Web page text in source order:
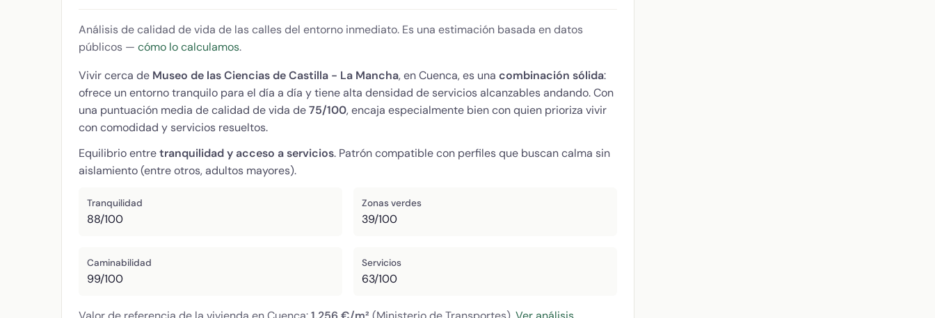
Análisis de calidad de vida de las calles del entorno inmediato. Es una estimación basada en datos
públicos — cómo lo calculamos.
Vivir cerca de Museo de las Ciencias de Castilla - La Mancha, en Cuenca, es una combinación sólida:
ofrece un entorno tranquilo para el día a día y tiene alta densidad de servicios alcanzables andando. Con
una puntuación media de calidad de vida de75/100, encaja especialmente bien con quien prioriza vivir
con comodidad y servicios resueltos.
Equilibrio entretranquilidad y acceso a servicios. Patrón compatible con perfiles que buscan calma sin
aislamiento (entre otros, adultos mayores).
Tranquilidad
88/100
Zonas verdes
39/100
Caminabilidad
99/100
Servicios
63/100